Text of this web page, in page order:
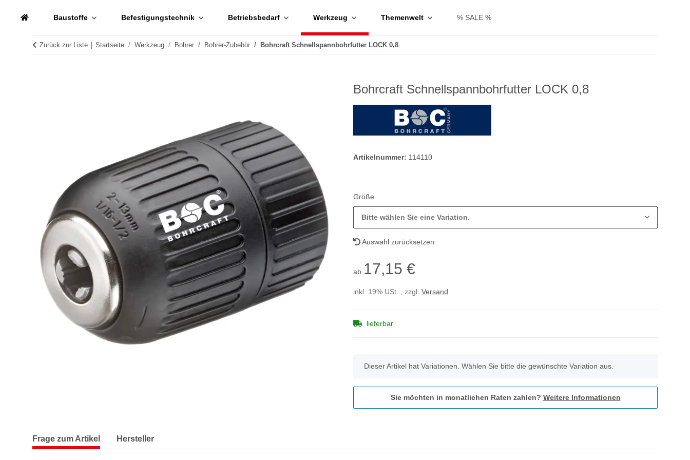
Baustoffe Befestigungstechnik Betriebsbedarf Werkzeug Themenwelt % SALE %
Zurück zur Liste Startseite Werkzeug Bohrer Bohrer-Zubehör Bohrcraft Schnellspannbohrfutter LOCK 0,8
Bohrcraft Schnellspannbohrfutter LOCK 0,8
Artikelnummer: 114110
Größe
Bitte wählen Sie eine Variation.
Auswahl zurücksetzen
ab 17,15 €
inkl. 19% USt. , zzgl. Versand
lieferbar
x
Dieser Artikel hat Variationen. Wählen Sie bitte die gewünschte Variation aus.
Sie möchten in monatlichen Raten zahlen? Weitere Informationen
Frage zum Artikel Hersteller